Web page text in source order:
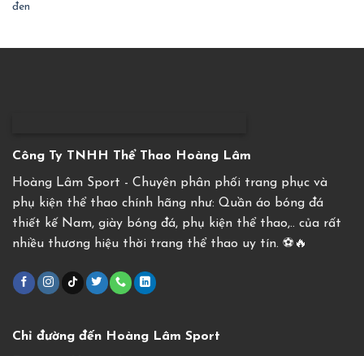
đen
Công Ty TNHH Thể Thao Hoàng Lâm
Hoàng Lâm Sport - Chuyên phân phối trang phục và
phụ kiện thể thao chính hãng như: Quần áo bóng đá
thiết kế Nam, giày bóng đá, phụ kiện thể thao,.. của rất
nhiều thương hiệu thời trang thể thao uy tín. ⚽️🔥
Chỉ đường đến Hoàng Lâm Sport